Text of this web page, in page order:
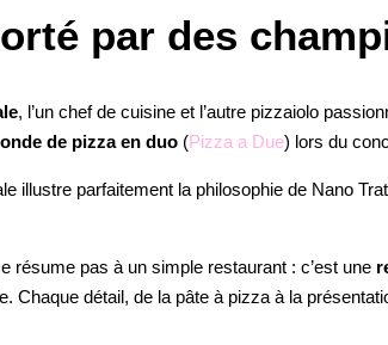
par des
, l’un chef de cuisine et l’autre pizzaiolo
de pizza en duo (Pizza a Due) lors du
illustre parfaitement la philosophie de Nano
résume pas à un simple restaurant : c’est une
Chaque détail, de la pâte à pizza à la